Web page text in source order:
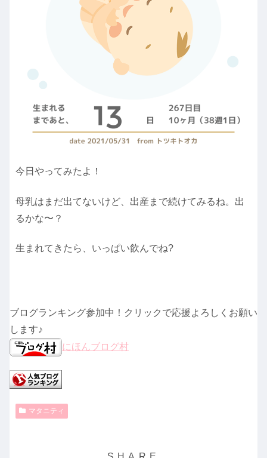
今日やってみたよ！
母乳はまだ出てないけど、出産まで続けてみるね。出
るかな〜？
生まれてきたら、いっぱい飲んでね?
ブログランキング参加中！クリックで応援よろしくお願い
します♪
にほんブログ村
マタニティ